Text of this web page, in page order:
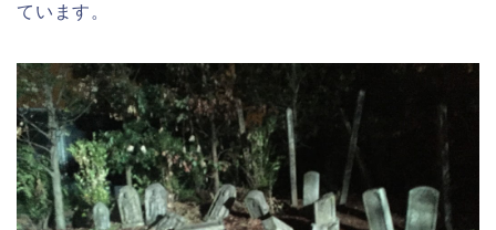
ています。